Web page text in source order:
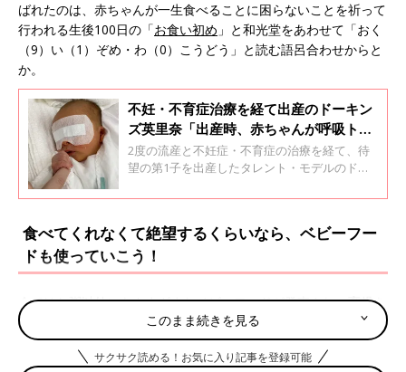
ばれたのは、赤ちゃんが一生食べることに困らないことを祈って
行われる生後100日の「お食い初め 」と和光堂をあわせて「おく
（9）い（1）ぞめ・わ（0）こうどう」と読む語呂合わせからと
か。
不妊・不育症治療を経て出産のドーキン
ズ英里奈「出産時、赤ちゃんが呼吸トラ
ブルでNICUへ。生きていることに感
謝！」
2度の流産と不妊症・不育症の治療を経て、待
望の第1子を出産したタレント・モデルのドー
療をしながらの妊娠で不安だったことや、お産
食べてくれなくて絶望するくらいなら、ベビーフー
ドも使っていこう！
今ではお粥以外にもさまざまなベビーフードが発売され、育児を
助けてくれています。離乳食は手作りが良いという考え方も昔は
ありましたが、慣れない育児や離乳食づくりでママ・パパが疲弊
してしまうより、うまくベビーフードも取り入れられるといいで
このまま続きを見る
サクサク読める！お気に入り記事を登録可能